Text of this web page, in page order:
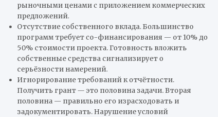
рыночными ценами с приложением коммерческих
предложений.
Отсутствие собственного вклада. Большинство
программ требует со-финансирования — от 10% до
50% стоимости проекта. Готовность вложить
собственные средства сигнализирует о
серьёзности намерений.
Игнорирование требований к отчётности.
Получить грант — это половина задачи. Вторая
половина — правильно его израсходовать и
задокументировать. Нарушение условий